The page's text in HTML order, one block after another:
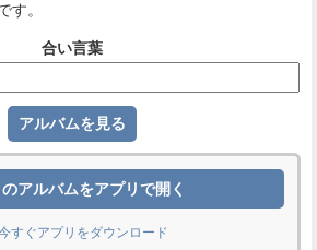
す。
合い言葉
のアルバムをアプリで開く
すぐアプリをダウンロード